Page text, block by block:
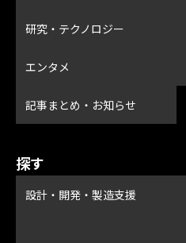
研究・テクノロジー
エンタメ
記事まとめ・お知らせ
探す
設計・開発・製造支援